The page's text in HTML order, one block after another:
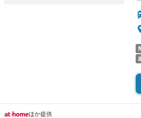
ほか提供